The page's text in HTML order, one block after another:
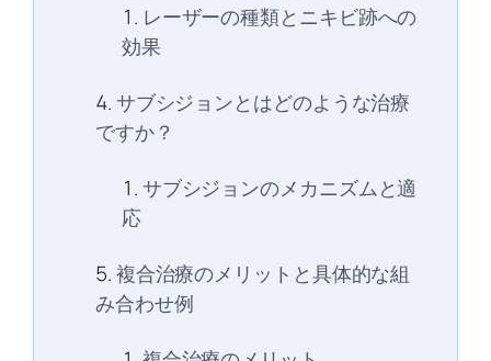
レーザーの種類とニキビ跡への
効果
サブシジョンとはどのような治療
ですか？
サブシジョンのメカニズムと適
応
複合治療のメリットと具体的な組
み合わせ例